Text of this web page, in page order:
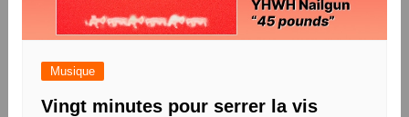
Musique
Vingt minutes pour serrer la vis